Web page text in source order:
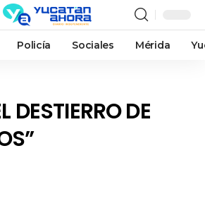
Policía Sociales Mérida
DESTIERRO DE